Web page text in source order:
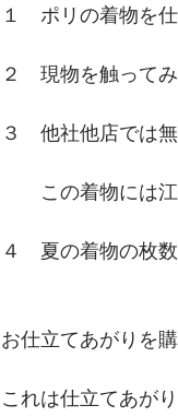
１　ポリの着物を
２　現物を触って
３　他社他店では
この着物には江
４　夏の着物の枚
お仕立てあがりを
これは仕立てあが